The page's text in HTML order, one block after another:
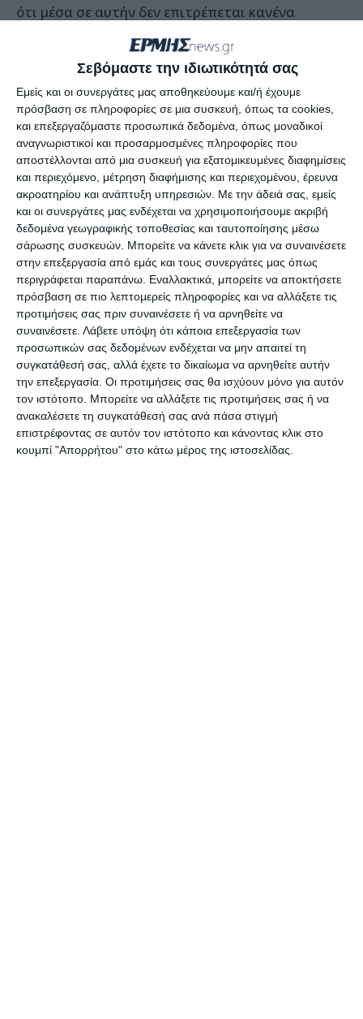
Σεβόμαστε την ιδιωτικότητά σας
Εμείς και οι συνεργάτες μας αποθηκεύουμε και/ή έχουμε
πρόσβαση σε πληροφορίες σε μια συσκευή, όπως τα cookies,
και επεξεργαζόμαστε προσωπικά δεδομένα, όπως μοναδικοί
αναγνωριστικοί και προσαρμοσμένες πληροφορίες που
αποστέλλονται από μια συσκευή για εξατομικευμένες διαφημίσεις
και περιεχόμενο, μέτρηση διαφήμισης και περιεχομένου, έρευνα
ακροατηρίου και ανάπτυξη υπηρεσιών. Με την άδειά σας, εμείς
και οι συνεργάτες μας ενδέχεται να χρησιμοποιήσουμε ακριβή
δεδομένα γεωγραφικής τοποθεσίας και ταυτοποίησης μέσω
σάρωσης συσκευών. Μπορείτε να κάνετε κλικ για να συναινέσετε
στην επεξεργασία από εμάς και τους συνεργάτες μας όπως
περιγράφεται παραπάνω. Εναλλακτικά, μπορείτε να αποκτήσετε
πρόσβαση σε πιο λεπτομερείς πληροφορίες και να αλλάξετε τις
προτιμήσεις σας πριν συναινέσετε ή να αρνηθείτε να
συναινέσετε. Λάβετε υπόψη ότι κάποια επεξεργασία των
προσωπικών σας δεδομένων ενδέχεται να μην απαιτεί τη
συγκατάθεσή σας, αλλά έχετε το δικαίωμα να αρνηθείτε αυτήν
την επεξεργασία. Οι προτιμήσεις σας θα ισχύουν μόνο για αυτόν
τον ιστότοπο. Μπορείτε να αλλάξετε τις προτιμήσεις σας ή να
ανακαλέσετε τη συγκατάθεσή σας ανά πάσα στιγμή
επιστρέφοντας σε αυτόν τον ιστότοπο και κάνοντας κλικ στο
κουμπί "Απορρήτου" στο κάτω μέρος της ιστοσελίδας.
ότι μέσα σε αυτήν δεν επιτρέπεται κανένα
εμπόδιο, ούτε μόνιμο (ζαρντινιέρες, παγκάκια,
πινακίδες) ούτε κινητό (τραπεζοκαθίσματα,
κάδοι). Ο ίδιος κανονισμός ορίζει ρητά και ποιος
εφαρμόζει: το Αστυνομικό Τμήμα, η Δημοτική
Αστυνομία και ο Δήμος Ζακύνθου.
Και στα κοινά πεζοδρόμια, η εθνική νομοθεσία
είναι εξίσου σαφής: πρέπει να μένει ελεύθερη
λωρίδα όδευσης πεζών τουλάχιστον 1,50 μ.,
καθαρή από εμπόδια, με τον οδηγό όδευσης
τυφλών ακάλυπτο, ενώ ο χώρος παραχωρείται
μόνο «προ των καταστημάτων ή στην προβολή
τους».
Άρα το πρόβλημα δεν είναι η έλλειψη
κανονιστικής. Ο κανόνας υπάρχει και είναι σαφής
— δεν εφαρμόζεται. Έχουν καταπατηθεί τα
πάντα, χωρίς κανέναν έλεγχο· ο Δήμος δεν
εισπράττει και ο πολίτης δεν λαμβάνει τον χώρο
που του αναλογεί. Μια κανονιστική που δεν